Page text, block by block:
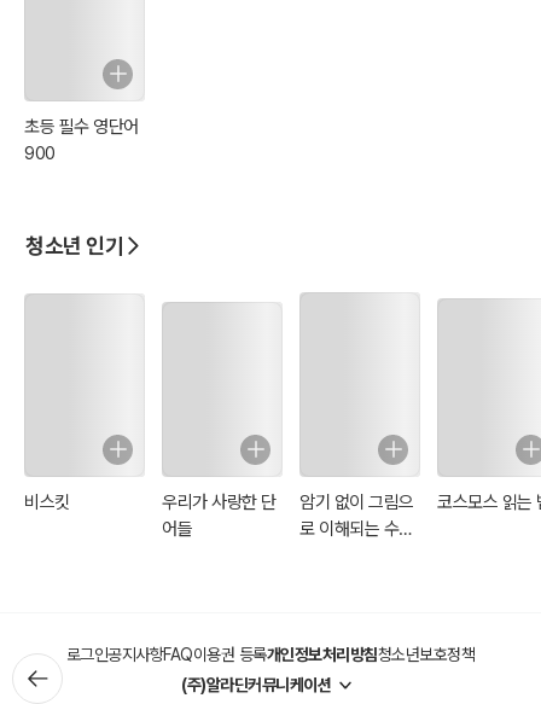
초등 필수 영단어
900
청소년 인기
비스킷
우리가 사랑한 단
어들
암기 없이 그림으
로 이해되는 수학
코스모스 읽는
로그인공지사항FAQ이용권 등록개인정보처리방침청소년보호정책
(주)알라딘커뮤니케이션